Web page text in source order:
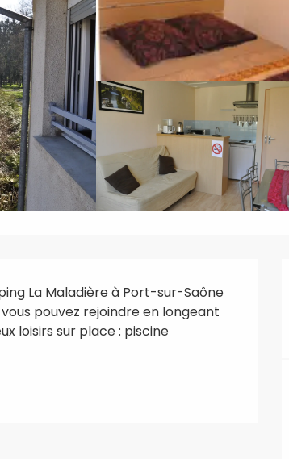
La Maladière à Port-sur-Saône
pouvez rejoindre en longeant
loisirs sur place : piscine